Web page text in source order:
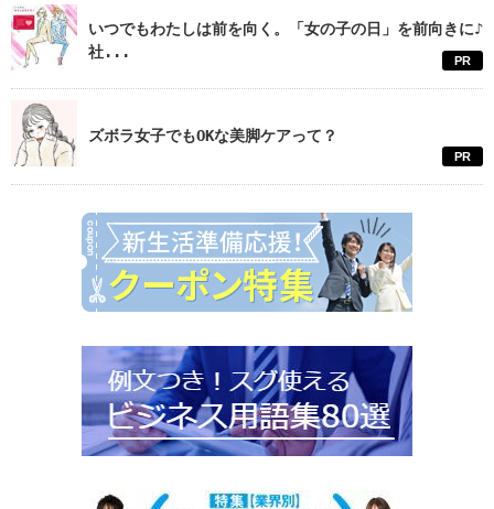
いつでもわたしは前を向く。「女の子の日」を前向きに♪
社...
PR
ズボラ女子でもOKな美脚ケアって？
PR